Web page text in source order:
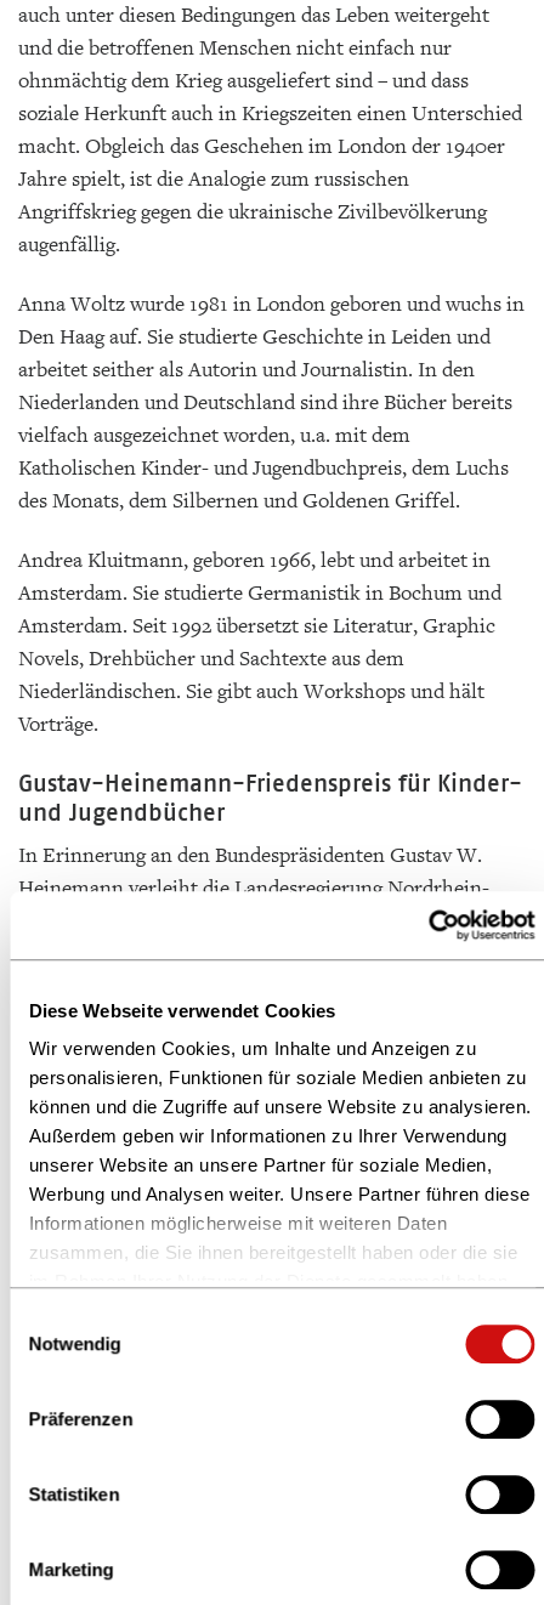
Diese Webseite verwendet Cookies
Wir verwenden Cookies, um Inhalte und Anzeigen zu
personalisieren, Funktionen für soziale Medien anbieten zu
können und die Zugriffe auf unsere Website zu analysieren.
Außerdem geben wir Informationen zu Ihrer Verwendung
unserer Website an unsere Partner für soziale Medien,
Werbung und Analysen weiter. Unsere Partner führen diese
Informationen möglicherweise mit weiteren Daten
zusammen, die Sie ihnen bereitgestellt haben oder die sie
Datenschutzerklärung
Notwendig
Präferenzen
Statistiken
Marketing
auch unter diesen Bedingungen das Leben weitergeht
und die betroffenen Menschen nicht einfach nur
ohnmächtig dem Krieg ausgeliefert sind – und dass
soziale Herkunft auch in Kriegszeiten einen Unterschied
macht. Obgleich das Geschehen im London der 1940er
Jahre spielt, ist die Analogie zum russischen
Angriffskrieg gegen die ukrainische Zivilbevölkerung
augenfällig.
Anna Woltz wurde 1981 in London geboren und wuchs in
Den Haag auf. Sie studierte Geschichte in Leiden und
arbeitet seither als Autorin und Journalistin. In den
Niederlanden und Deutschland sind ihre Bücher bereits
vielfach ausgezeichnet worden, u.a. mit dem
Katholischen Kinder- und Jugendbuchpreis, dem Luchs
des Monats, dem Silbernen und Goldenen Griffel.
Andrea Kluitmann, geboren 1966, lebt und arbeitet in
Amsterdam. Sie studierte Germanistik in Bochum und
Amsterdam. Seit 1992 übersetzt sie Literatur, Graphic
Novels, Drehbücher und Sachtexte aus dem
Niederländischen. Sie gibt auch Workshops und hält
Vorträge.
Gustav-Heinemann-Friedenspreis für Kinder-
und Jugendbücher
In Erinnerung an den Bundespräsidenten Gustav W.
Heinemann verleiht die Landesregierung Nordrhein-
Westfalen seit 1983 jährlich den Gustav-Heinemann-
Friedenspreis für Kinder- und Jugendbücher. Mit diesem
Jugendliche ermutigen, sich für Menschenrechte, für
gewaltfreie Formen der Konfliktlösung, für die
Integration von Minderheiten und für ein friedliches
Zusammenleben einzusetzen.
Der Gustav-Heinemann-Friedenspreis ist die wichtigste
friedenspolitische Auszeichnung für Kinder- und
Jugendbücher im deutschen Sprachraum.
Weitere Informationen auf der Seite der Landeszentrale
Die Preisverleihung findet am 5. Dezember 2023 im
Landeszentrale für politische Bildung, Ansprechpartner